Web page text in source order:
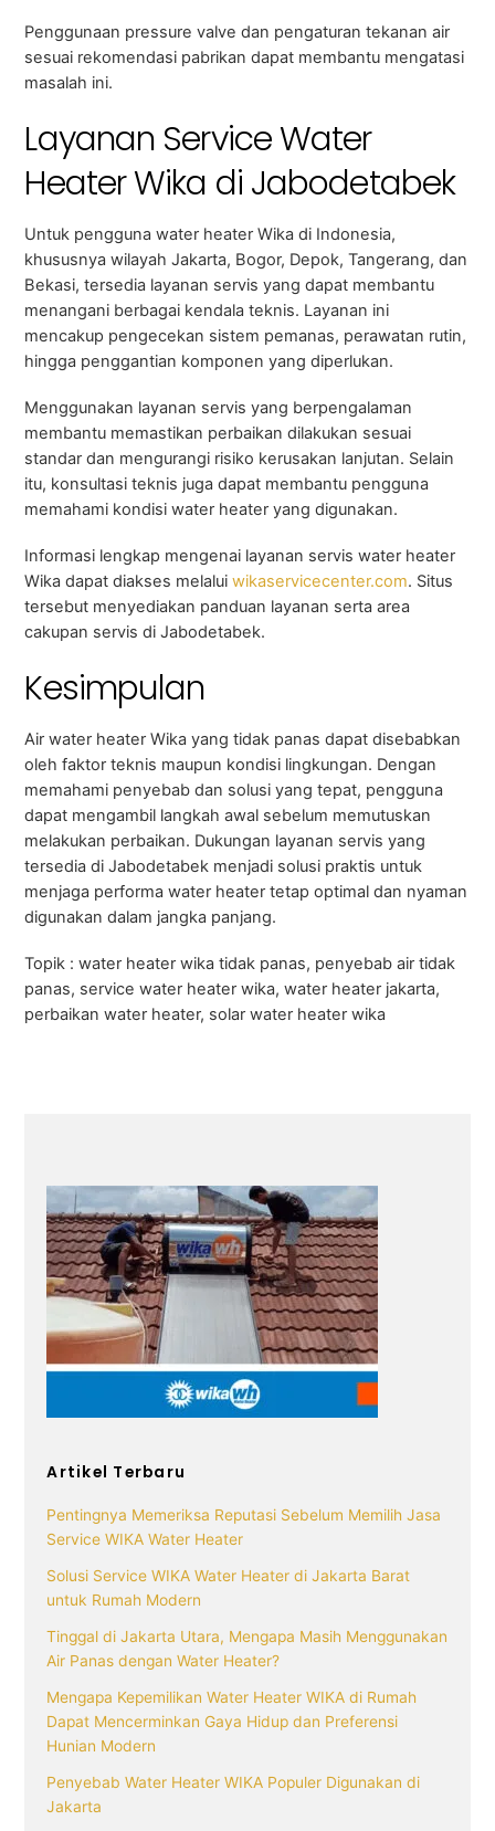
Penggunaan pressure valve dan pengaturan tekanan air
sesuai rekomendasi pabrikan dapat membantu mengatasi
masalah ini.
Layanan Service Water
Heater Wika di Jabodetabek
Untuk pengguna water heater Wika di Indonesia,
khususnya wilayah Jakarta, Bogor, Depok, Tangerang, dan
Bekasi, tersedia layanan servis yang dapat membantu
menangani berbagai kendala teknis. Layanan ini
mencakup pengecekan sistem pemanas, perawatan rutin,
hingga penggantian komponen yang diperlukan.
Menggunakan layanan servis yang berpengalaman
membantu memastikan perbaikan dilakukan sesuai
standar dan mengurangi risiko kerusakan lanjutan. Selain
itu, konsultasi teknis juga dapat membantu pengguna
memahami kondisi water heater yang digunakan.
Informasi lengkap mengenai layanan servis water heater
Wika dapat diakses melaluiwikaservicecenter.com. Situs
tersebut menyediakan panduan layanan serta area
cakupan servis di Jabodetabek.
Kesimpulan
Air water heater Wika yang tidak panas dapat disebabkan
oleh faktor teknis maupun kondisi lingkungan. Dengan
memahami penyebab dan solusi yang tepat, pengguna
dapat mengambil langkah awal sebelum memutuskan
melakukan perbaikan. Dukungan layanan servis yang
tersedia di Jabodetabek menjadi solusi praktis untuk
menjaga performa water heater tetap optimal dan nyaman
digunakan dalam jangka panjang.
Topik : water heater wika tidak panas, penyebab air tidak
panas, service water heater wika, water heater jakarta,
perbaikan water heater, solar water heater wika
Artikel Terbaru
Pentingnya Memeriksa Reputasi Sebelum Memilih Jasa
Service WIKA Water Heater
Solusi Service WIKA Water Heater di Jakarta Barat
untuk Rumah Modern
Tinggal di Jakarta Utara, Mengapa Masih Menggunakan
Air Panas dengan Water Heater?
Mengapa Kepemilikan Water Heater WIKA di Rumah
Dapat Mencerminkan Gaya Hidup dan Preferensi
Hunian Modern
Penyebab Water Heater WIKA Populer Digunakan di
Jakarta